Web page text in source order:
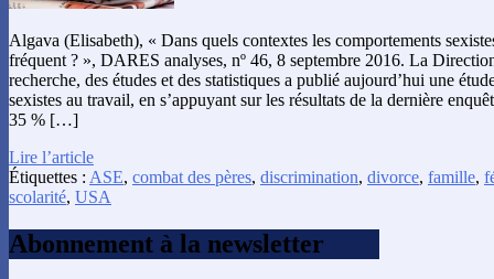
Algava (Elisabeth), « Dans quels contextes les comportements
fréquent ? », DARES analyses, nº 46, 8 septembre 2016. La
recherche, des études et des statistiques a publié aujourd’hui une
sexistes au travail, en s’appuyant sur les résultats de la dernière
35 % […]
Lire l’article
Étiquettes : ASE, combat des pères, discrimination, divorce, famille,
scolarité, USA
Abonnement à la newsletter